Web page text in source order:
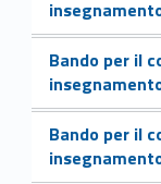
Link identifier #identifier__133743-133
Bando per il
Link identifier #identifier__95118-135
Bando per il